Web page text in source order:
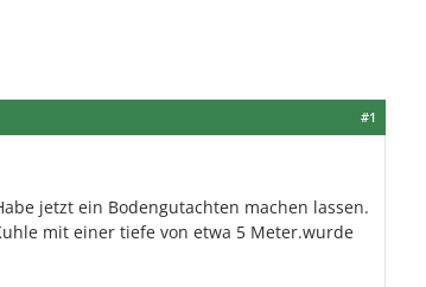
#1
jetzt ein Bodengutachten machen lassen.
mit einer tiefe von etwa 5 Meter.wurde